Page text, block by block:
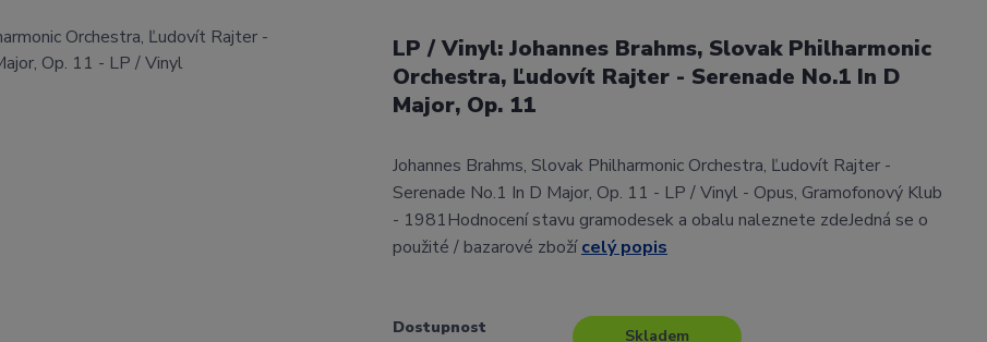
LP / Vinyl: Johannes Brahms, Slovak Philharmonic
Orchestra, Ľudovít Rajter - Serenade No.1 In D
Major, Op. 11
Johannes Brahms, Slovak Philharmonic Orchestra, Ľudovít Rajter -
Serenade No.1 In D Major, Op. 11 - LP / Vinyl - Opus, Gramofonový Klub
- 1981Hodnocení stavu gramodesek a obalu naleznete zdeJedná se o
použité / bazarové zbožícelý popis
Dostupnost Skladem